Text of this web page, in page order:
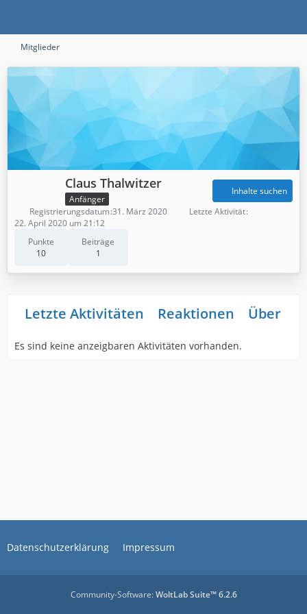
Mitglieder
Claus Thalwitzer
Anfänger
Punkte
10
Beiträge
1
Inhalte suchen
Registrierungsdatum 31. März 2020
Letzte Aktivität
22. April 2020 um 21:12
Letzte Aktivitäten Reaktionen Über
Es sind keine anzeigbaren Aktivitäten vorhanden.
Datenschutzerklärung Impressum
Community-Software:WoltLab Suite™ 6.2.6